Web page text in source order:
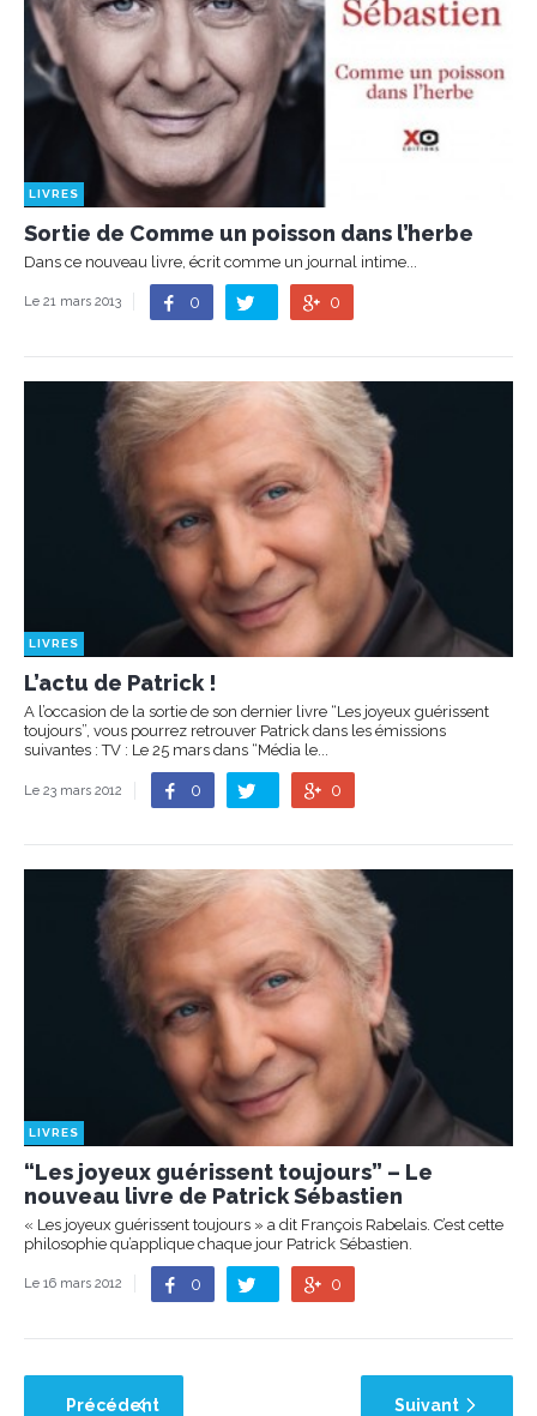
LIVRES
Sortie de Comme un poisson dans l’herbe
Dans ce nouveau livre, écrit comme un journal intime...
Le 21 mars 2013 0 0
LIVRES
L’actu de Patrick !
A l’occasion de la sortie de son dernier livre “Les joyeux guérissent
toujours”, vous pourrez retrouver Patrick dans les émissions
suivantes : TV : Le 25 mars dans “Média le...
Le 23 mars 2012 0 0
LIVRES
“Les joyeux guérissent toujours” – Le
nouveau livre de Patrick Sébastien
« Les joyeux guérissent toujours » a dit François Rabelais. C’est cette
philosophie qu’applique chaque jour Patrick Sébastien.
Le 16 mars 2012 0 0
Précédent Suivant